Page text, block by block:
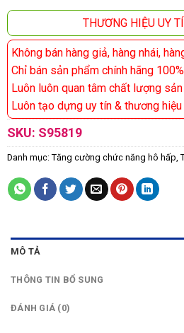
THƯƠNG HIỆU UY
Không bán hàng giả, hàng nhái,
Chỉ bán sản phẩm chính hãng 100%
Luôn luôn quan tâm chất lượng
Luôn tạo dựng uy tín & thương hiệu
SKU: S95819
Danh mục: Tăng cường chức năng hô hấp,
MÔ TẢ
THÔNG TIN BỔ SUNG
ĐÁNH GIÁ (0)